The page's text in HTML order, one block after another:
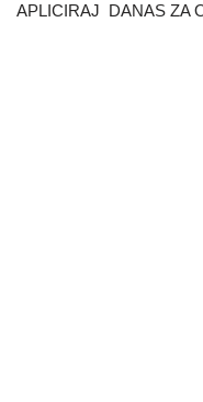
APLICIRAJ DANAS ZA